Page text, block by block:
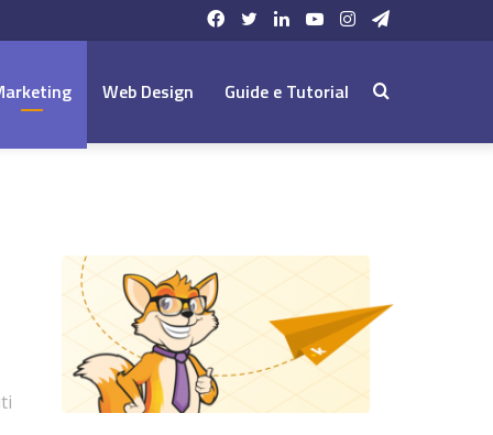
Telegram
Instagram
YouTube
LinkedIn
Twitter
Facebook
Web Design Guide e Tutorial Cerca: